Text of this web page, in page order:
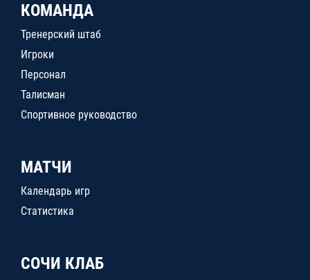
КОМАНДА
Тренерский штаб
Игроки
Персонал
Талисман
Спортивное руководство
МАТЧИ
Календарь игр
Статистика
СОЧИ КЛАБ